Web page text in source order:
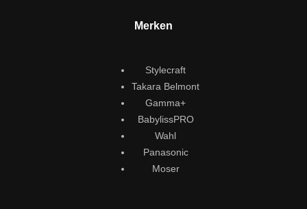
Merken
Stylecraft
Takara Belmont
Gamma+
BabylissPRO
Wahl
Panasonic
Moser